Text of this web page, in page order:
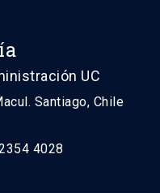
UC
Santiago, Chile
4028